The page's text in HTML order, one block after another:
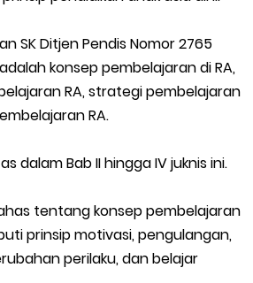
SK Ditjen Pendis Nomor 2765
konsep pembelajaran di RA,
RA, strategi pembelajaran
RA.
dalam Bab II hingga IV juknis ini.
tentang konsep pembelajaran
prinsip motivasi, pengulangan,
perilaku, dan belajar